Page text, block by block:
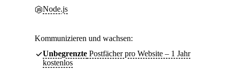
Node.js
Kommunizieren und wachsen:
Unbegrenzte Postfächer pro Website – 1 Jahr
kostenlos